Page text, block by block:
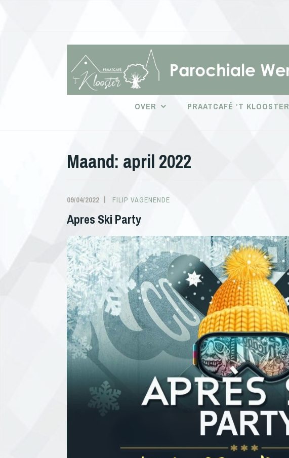
OVER PRAATCAFÉ ’T KLOOSTER
Maand: april 2022
09/04/2022 FILIP VAGENENDE
Apres Ski Party